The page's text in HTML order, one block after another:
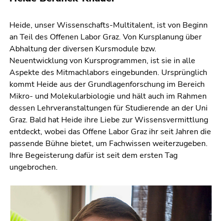
Heide, unser Wissenschafts-Multitalent, ist von Beginn
an Teil des Offenen Labor Graz. Von Kursplanung über
Abhaltung der diversen Kursmodule bzw.
Neuentwicklung von Kursprogrammen, ist sie in alle
Aspekte des Mitmachlabors eingebunden. Ursprünglich
kommt Heide aus der Grundlagenforschung im Bereich
Mikro- und Molekularbiologie und hält auch im Rahmen
dessen Lehrveranstaltungen für Studierende an der Uni
Graz. Bald hat Heide ihre Liebe zur Wissensvermittlung
entdeckt, wobei das Offene Labor Graz ihr seit Jahren die
passende Bühne bietet, um Fachwissen weiterzugeben.
Ihre Begeisterung dafür ist seit dem ersten Tag
ungebrochen.